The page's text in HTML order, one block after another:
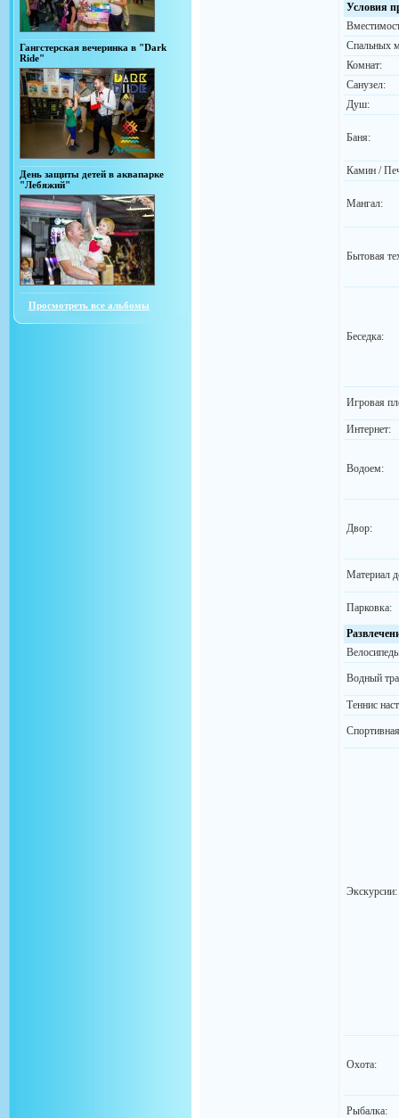
Гангстерская вечеринка в "Dark
Ride"
День защиты детей в аквапарке
"Лебяжий"
Просмотреть все альбомы
Условия
Спальных
Комнат:
Санузел:
Душ:
Баня:
Камин /
Мангал:
Бытовая
Беседка:
Игровая
Интернет:
Водоем:
Двор:
Материал
Парковка:
Водный
Теннис
Экскурсии:
Охота:
Рыбалка: